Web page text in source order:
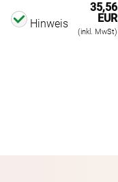
Hinweis
35,56
EUR
(inkl. MwSt)